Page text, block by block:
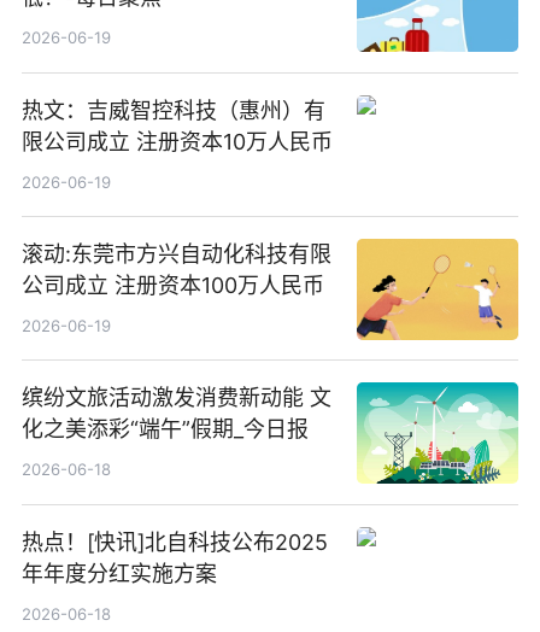
2026-06-19
热文：吉威智控科技（惠州）有
限公司成立 注册资本10万人民币
2026-06-19
滚动:东莞市方兴自动化科技有限
公司成立 注册资本100万人民币
2026-06-19
缤纷文旅活动激发消费新动能 文
化之美添彩“端午”假期_今日报
2026-06-18
热点！[快讯]北自科技公布2025
年年度分红实施方案
2026-06-18